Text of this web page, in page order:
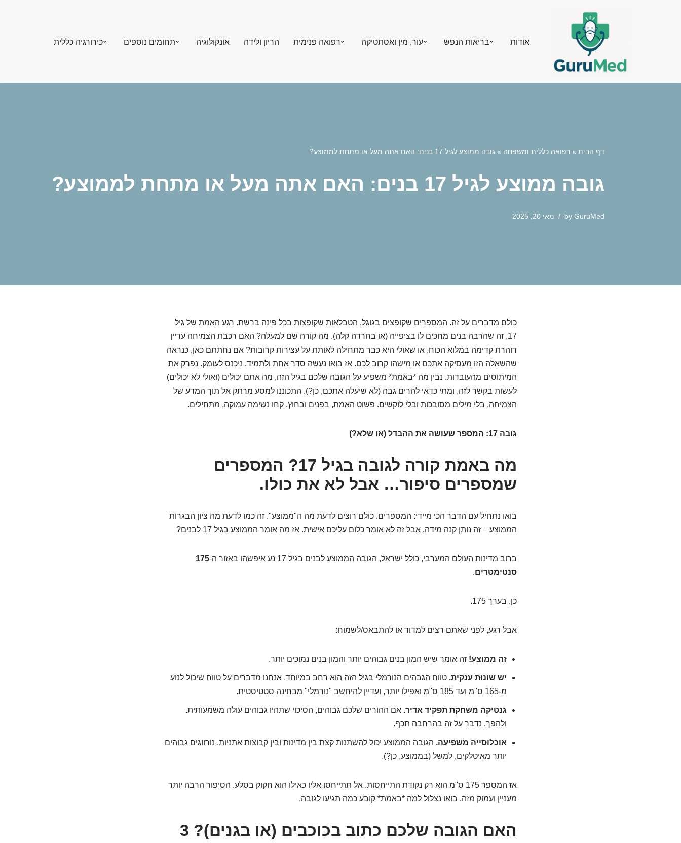
אודות בריאות הנפש עור, מין ואסתטיקה רפואה פנימית הריון ולידה אונקולוגיה תחומים נוספים כירורגיה כללית
דף הבית » רפואה כללית ומשפחה » גובה ממוצע לגיל 17 בנים: האם אתה מעל או מתחת לממוצע?
גובה ממוצע לגיל 17 בנים: האם אתה מעל או מתחת לממוצע?
by GuruMed מאי 20, 2025
כולם מדברים על זה. המספרים שקופצים בגוגל, הטבלאות שקופצות בכל פינה ברשת. רגע האמת של גיל
17, זה שהרבה בנים מחכים לו בציפייה (או בחרדה קלה). מה קורה שם למעלה? האם רכבת הצמיחה עדיין
דוהרת קדימה במלוא הכוח, או שאולי היא כבר מתחילה לאותת על עצירות קרובות? אם נחתתם כאן, כנראה
שהשאלה הזו מעסיקה אתכם או מישהו קרוב לכם. אז בואו נעשה סדר אחת ולתמיד. ניכנס לעומק. נפרק את
המיתוסים מהעובדות. נבין מה *באמת* משפיע על הגובה שלכם בגיל הזה, מה אתם יכולים (ואולי לא יכולים)
לעשות בקשר לזה, ומתי כדאי להרים גבה (לא שיעלה אתכם, כן?). התכוננו למסע מרתק אל תוך המדע של
הצמיחה, בלי מילים מסובכות ובלי לוקשים. פשוט האמת, בפנים ובחוץ. קחו נשימה עמוקה, מתחילים.
גובה 17: המספר שעושה את ההבדל (או שלא?)
מה באמת קורה לגובה בגיל 17? המספרים
שמספרים סיפור… אבל לא את כולו.
בואו נתחיל עם הדבר הכי מיידי: המספרים. כולם רוצים לדעת מה ה"ממוצע". זה כמו לדעת מה ציון הבגרות
הממוצע – זה נותן קנה מידה, אבל זה לא אומר כלום עליכם אישית. אז מה אומר הממוצע בגיל 17 לבנים?
ברוב מדינות העולם המערבי, כולל ישראל, הגובה הממוצע לבנים בגיל 17 נע איפשהו באזור ה-
175
סנטימטרים.
כן, בערך 175.
אבל רגע, לפני שאתם רצים למדוד או להתבאס/לשמוח:
זה ממוצע! זה אומר שיש המון בנים גבוהים יותר והמון בנים נמוכים יותר.
יש שונוּת ענקית. טווח הגבהים הנורמלי בגיל הזה הוא רחב במיוחד. אנחנו מדברים על טווח שיכול לנוע
מ-165 ס"מ ועד 185 ס"מ ואפילו יותר, ועדיין להיחשב "נורמלי" מבחינה סטטיסטית.
גנטיקה משחקת תפקיד אדיר. אם ההורים שלכם גבוהים, הסיכוי שתהיו גבוהים עולה משמעותית.
ולהפך. נדבר על זה בהרחבה תכף.
אוכלוסייה משפיעה. הגובה הממוצע יכול להשתנות קצת בין מדינות ובין קבוצות אתניות. נורווגים גבוהים
יותר מאיטלקים, למשל (בממוצע, כן?).
אז המספר 175 ס"מ הוא רק נקודת התייחסות. אל תתייחסו אליו כאילו הוא חקוק בסלע. הסיפור הרבה יותר
מעניין ועמוק מזה. בואו נצלול למה *באמת* קובע כמה תגיעו לגובה.
האם הגובה שלכם כתוב בכוכבים (או בגנים)? 3